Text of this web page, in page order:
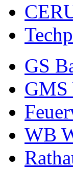
GS
GMS
WB